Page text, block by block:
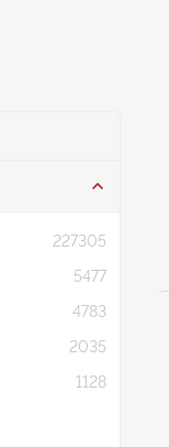
227305
5477
4783
2035
1128